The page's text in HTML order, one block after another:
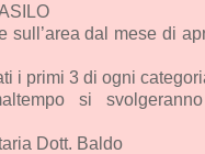
sull’area dal mese di
i primi 3 di ogni
si
Dott. Baldo